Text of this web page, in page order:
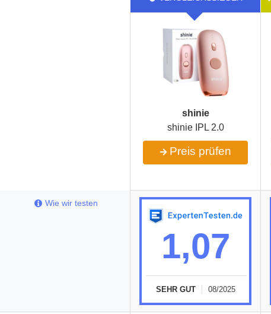
shinie
shinie IPL 2.0
Preis prüfen
1,07
SEHR GUT 08/2025
Wie wir testen